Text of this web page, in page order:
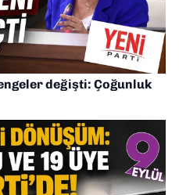
değişti: Çoğunluk